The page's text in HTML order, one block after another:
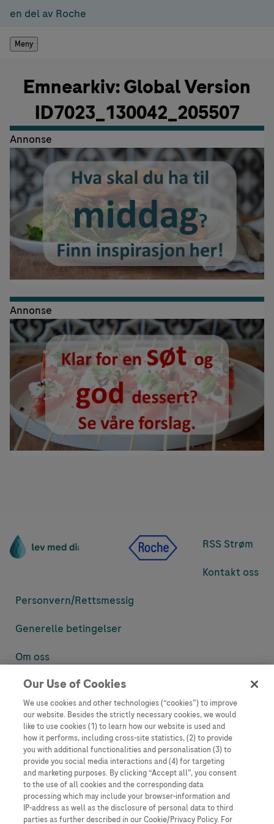
en del av Roche
Meny
Emnearkiv: Global Version
ID7023_130042_205507
Annonse
Annonse
RSS Strøm
Kontakt oss
Personvern/Rettsmessig
Generelle betingelser
Om oss
Denne nettsiden inneholder informasjon som er målsatt til en stor
informasjon som ellers ikke er tilgjengelig eller gyldig i ditt land.
Vennligst vær oppmerksom på at vi ikke tar noe ansvar for tilgang til
informasjon som muligens ikke er i samsvar med noen gyldig juridisk
prosess, regulering, registrering eller bruk i bostedslandet ditt.
Roche har ikke alltid mulighet til å kvalitetssikre andres innlegg, men
vil fjerne villedende eller upassende innlegg så langt det lar seg gjøre.
Vi har ikke ansvar for innhold på eksterne nettsider som det lenkes til.
Kopiering av materiale fra dette nettstedet for bruk annet sted er ikke
tillatt uten avtale. Nettstedet selger plass til annonsører, og slikt
Our Use of Cookies
We use cookies and other technologies (“cookies”) to improve
our website. Besides the strictly necessary cookies, we would
like to use cookies (1) to learn how our website is used and
how it performs, including cross-site statistics, (2) to provide
you with additional functionalities and personalisation (3) to
provide you social media interactions and (4) for targeting
and marketing purposes. By clicking “Accept all”, you consent
to the use of all cookies and the corresponding data
processing which may include your browser-information and
IP-address as well as the disclosure of personal data to third
parties as further described in our Cookie/Privacy Policy. For